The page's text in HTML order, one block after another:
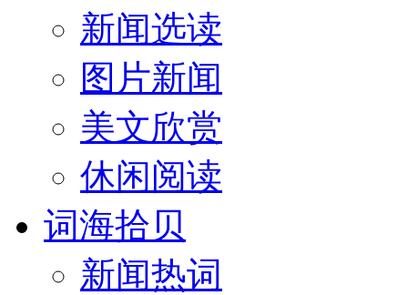
新闻选读
图片新闻
美文欣赏
休闲阅读
词海拾贝
新闻热词